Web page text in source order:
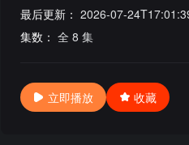
最后更新： 2026-07-
集数： 全 8 集
立即播放 收藏